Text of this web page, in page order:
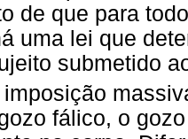
de que para
uma lei que
submetido
fálico, o